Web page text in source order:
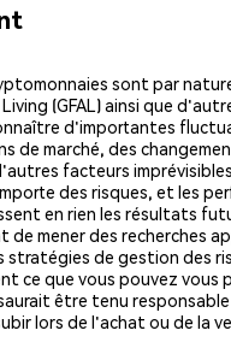
sont par
(GFAL) ainsi que
d'importantes
de marché, des
facteurs
des risques, et les
en rien les résultats
de mener des recherches
stratégies de gestion des
ce que vous pouvez vous
être tenu
lors de l'achat ou de la